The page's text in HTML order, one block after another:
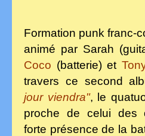
Formation punk franc-
animé par Sarah
Coco (batterie) et
travers ce second
jour viendra", le
proche de celui des
forte présence de la